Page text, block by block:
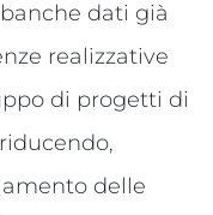
dati già
realizzative
di progetti di
delle